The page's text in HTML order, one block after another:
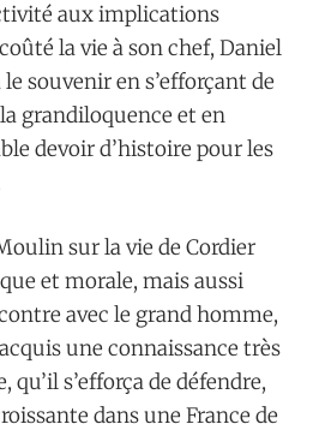
aux implications
la vie à son chef, Daniel
souvenir en s’efforçant de
grandiloquence et en
devoir d’histoire pour les
sur la vie de Cordier
et morale, mais aussi
avec le grand homme,
une connaissance très
qu’il s’efforça de défendre,
dans une France de